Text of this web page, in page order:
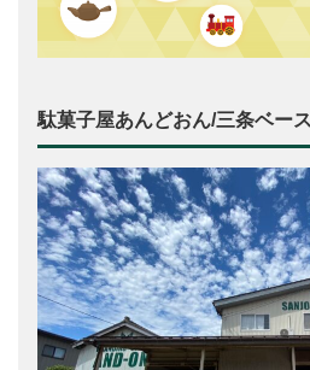
駄菓子屋あんどおん/三条ベー